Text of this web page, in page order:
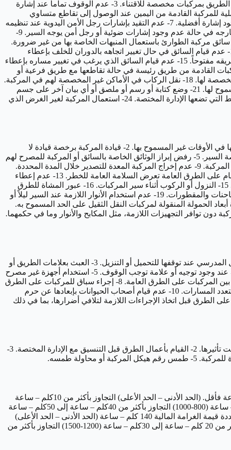
1- ملاحقة مركبات الطوارئ أثناء استعمال المنبهات الخاصة بها. 2- القيادة على الطريق بمركبات مخصصة للاقتناء. 3- عدم الوقوف تماماً عند إشارة
أفضلية) في حالة مرور مركبات على الطريق المعطاة له الأفضلية. 5- عدم إعطاء الأفضلية للمركبة القادمة من اليمين عند الوصول إلى تقاطع متساوي
الأفضليات في آن واحد وعندما لا يكون هناك إشارات أولوية. 6- عدم إعطاء الأفضلية للمركبات التي على الطريق الرئيسة في حالة عدم وجود إشارة أفضلية. 7- عدم التقيد بإشارات رجل الأمن اليدوية عند تنظيمه
للحركة وعدم إعطاء إشارته الأولوية على الإشارات الضوئية. 8- عدم إعطاء الأفضلية للمركبات التي بداخل الدوار من قبل المركبات التي خارجه في حالة عدم وجود إشارات ضوئية أو رجل أمن يوجه السير. 9-
الأنفاق من غير إضاءة أنوارها. 10- زيادة أبعاد الحمولة المنقولة لمركبات النقل الخفيف على الحد المسموح به. 11- قيام سائق مركبة الطوارئ باستعمال المنبهات الخاصة بها من غير ضرورة.
12-عدم إعطاء أفضلية المرور في ملتقيات الطرق أو تقاطعاتها لسائق المركبة المتقدم على غيره في حال عدم وجود لوحات تنظم ذلك. 13- عدم قيام السائق في حال تغيير اتجاهه بالدوران للخلف بإعطاء
أفضلية المرور للمركبات القادمة من الاتجاهات الأخرى. 14- عدم قيام السائق في حال إغلاق جزء من الطريق بإعطاء الأفضلية لمن كان طريقه مفتوحاً. 15- عدم قيام السائق الذي يرغب في تغيير مساره بإعطاء
متحاذيتين بشكل متواز. 16- عدم إعطاء أفضلية المرور للمركبات القادمة من طريق رئيسة في حالة تقاطعها مع طريق فرعية أو
طريق ترابية. 17- عدم إعطاء أفضلية المرور لوسائل النقل العام كالقطارات أو الحافلات وما في حكمها في حال سيرها على المسارات المخصصة لها. 18- نقل الركاب في الأماكن غير المخصصة لهم في المركبة.
19- استخدام السائق بيده أي جهاز محمول أثناء سير المركبة. 20- الوقوف في أماكن وقوف ذوي الاحتياجات الخاصة من غير هذه الفئة المسموح لها. 21- وضع كتابة أو رسم أو ملصق أو أي بيان آخر على جسم
المركبة دون موافقة الجهات المختصة. 22- تسيير مركبة تحدث تلويثاً للبيئة على الطرق العامة. 23- تظليل زجاج المركبة دون التقيد بالضوابط التي تضعها الإدارة المختصة. 24- استعمال المركبة لغير الغرض الذي
1- دخول الشاحنات والمعدات الثقيلة وما في حكمها إلى المدن أو الخروج منها في الأوقات غير المسموح بها. 2- قيادة المركبة برخصة قيادة لا
تتناسب مع حجم المركبة ونوع استخدامها. 3- الوقوف على خطوط السكة الحديدية. 4- نقل عدد من الركاب يزيد على العدد المحدد في رخصة السير. 5- رفض إبراز الوثائق الخاصة بالسائق أو المركبة للمصرح لهم
الاطلاع عليها. 6- قيادة المركبة بلوحات غير واضحة أو بها تلف. 7- سير المركبة بلا لوحة أمامية. 8- عدم إنهاء إجراءات تعديل مجال استعمال المركبة. 9- عدم إخراج المركبة المعدة للتصدير خلال المدة المحددة.
10- عدم ارتداء الخوذة أثناء قيادة الدراجة الآلية. 11- قيادة المركبة قبل الحصول على رخصة قيادة أو في حال سحب الرخصة. 12- ترك أجسام على الطرق العامة تعرض السلامة العامة للخطر. 13- عدم إعطاء
أفضلية المرور لمركبات المواكب الرسمية أو الطوارئ. 14- القيادة على أكتاف الطريق أو على الأرصفة أو المسارات التي تمنع القيادة فيها. 15- النزول أو الركوب أثناء سير المركبات. 16- عبور المشاة للطرق
السريعة. 17- التجاوز في المناطق التي يمنع فيها التجاوز، مثل المنعطفات والمرتفعات. 18- عدم وجود إنارة جانبية أو عواكس أو سواتر للشاحنات والمقطورات. 19- عدم استخدام الأنوار اللازمة عند السير ليلاً أو
التي تكون فيها الرؤية غير واضحة. 20- عدم تثبت اللوحة في مكانها المخصص. 21- التجمهر في مواقع التفحيط. 22- زيادة أبعاد الحمولة المنقولة لمركبات النقل الثقيل على الحد المسموح به.
جسم المركبة أو هيكلها، يغير معالمها أو تجهيزاتها الأساسية دون اتخاذ الإجراءات النظامية. 24- قيادة المركبة دون توافر التجهيزات اللازمة، مثل المكابح والأنوار وما في حكمهما.
1- تجاوز إشارة المرور الضوئية أثناء الضوء الأحمر. 2- تجاوز حافلات النقل المدرسي عند توقفها للتحميل أو التنزيل. 3- العبث بعلامات الطريق أو
العاكسات أو الشاخصات المنظمة لحركة السير. 4- عدم الوقوف عند مراكز الضبط الأمني أو نقاط التفتيش أو عدم الوقوف للدورية الأمنية عند وجود توجيه أو علامة توجب الوقوف. 5- استخدام أجهزة غير مصرح
بها في المركبة أو وضع شعارات أو ملصقات تتنافى مع الآداب العامة. 6- قيادة المركبة بالاتجاه المعاكس لحركة السير. 7- المراوغة بسرعة بين المركبات على الطرق العامة. 8- إجراء سباق للمركبات على الطرق
العامة، أو السير في مواكب دون الحصول على تصريح. 9- عدم التزام الشاحنات والمعدات الثقيلة بالسير في المسار الأيمن في الطريق المتعدد المسارات. 10- عدم قيام أصحاب الحيوانات بإبعادها عن حرم
الرسمية ومركبات الطوارئ. 12- تسيير مركبات الأشغال العامة على الطرق قبل اتخاذ الإجراءات اللازمة لتلافي أضرارها، بما في ذلك
1- قيادة المركبة تحت تأثير مسكر أو مخدر ، أو عقاقير محذر من القيادة تحت تأثيرها. 2- القيام بأعمال الطرق قبل التنسيق مع الإدارة المختصة. 3-
السرعة المحددة على الطريق مقدار تجاوز السرعة المحددة قيمة الغرامة بالريال من 120 كلم – ساعة فأقل. (الحد الأدنى – الحد الأعلى) التجاوز بأكثر من 10كلم – ساعة
إلى 20كلم – ساعة (150-300) التجاوز بأكثر من 20كلم – ساعة إلى 30كلم – ساعة (300 -500) التجاوز بأكثر من 30كلم – ساعة إلى 40كلم – ساعة (800-1000) التجاوز بأكثر من 40كلم – ساعة إلى 50كلم – ساعة
السرعة المحددة على الطريق مقدار تجاوز السرعة المحددة قيمة الغرامة المالية 140 كلم – ساعة (الحد الأدنى – الحد الأعلى)
التجاوز بأكثر من 5 كلم – ساعة إلى 10كلم – ساعة (300-500) التجاوز بأكثر من 10 كلم – ساعة إلى 20كلم – ساعة (800-1000) التجاوز بأكثر من 20 كلم – ساعة إلى 30كلم – ساعة (1200-1500) التجاوز بأكثر من